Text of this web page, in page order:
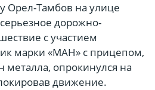
Орел-Тамбов на улице
дорожно-
с участием
марки «МАН» с прицепом,
опрокинулся на
движение.